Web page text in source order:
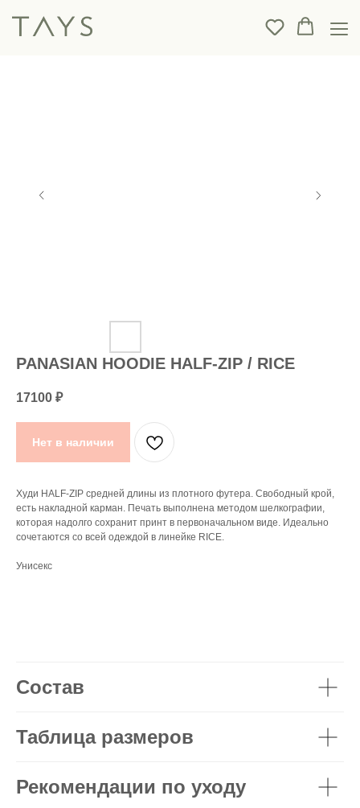
PANASIAN HOODIE HALF-ZIP / RICE
17100 ₽
Нет в наличии
Худи HALF-ZIP средней длины из плотного футера. Свободный крой,
есть накладной карман. Печать выполнена методом шелкографии,
которая надолго сохранит принт в первоначальном виде. Идеально
сочетаются со всей одеждой в линейке RICE.
Унисекс
Состав
Таблица размеров
Рекомендации по уходу